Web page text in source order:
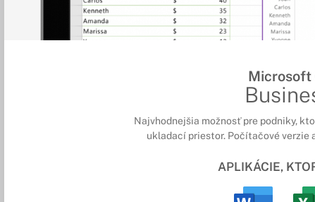
Najvhodnejšia možnosť pre podniky,
ukladací priestor. Počítačové
APLIKÁCIE,